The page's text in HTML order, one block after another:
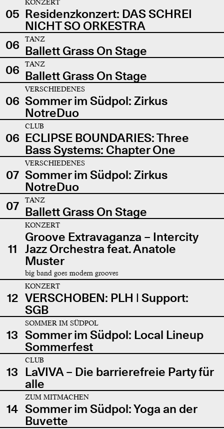
05
KONZERT
Residenzkonzert: DAS SCHREI
NICHT SO ORKESTRA
06
TANZ
Ballett Grass On Stage
06
TANZ
Ballett Grass On Stage
06
VERSCHIEDENES
Sommer im Südpol: Zirkus
NotreDuo
06
CLUB
ECLIPSE BOUNDARIES: Three
Bass Systems: Chapter One
07
VERSCHIEDENES
Sommer im Südpol: Zirkus
NotreDuo
07
TANZ
Ballett Grass On Stage
11
KONZERT
Groove Extravaganza – Intercity
Jazz Orchestra feat. Anatole
Muster
big band goes modern grooves
12
KONZERT
VERSCHOBEN: PLH | Support:
SGB
13
SOMMER IM SÜDPOL
Sommer im Südpol: Local Lineup
Sommerfest
13
CLUB
LaVIVA – Die barrierefreie Party für
alle
14
ZUM MITMACHEN
Sommer im Südpol: Yoga an der
Buvette